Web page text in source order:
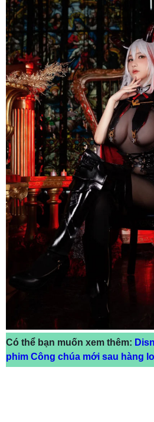
Có thể bạn muốn xem thêm:
phim Công chúa mới sau hàng